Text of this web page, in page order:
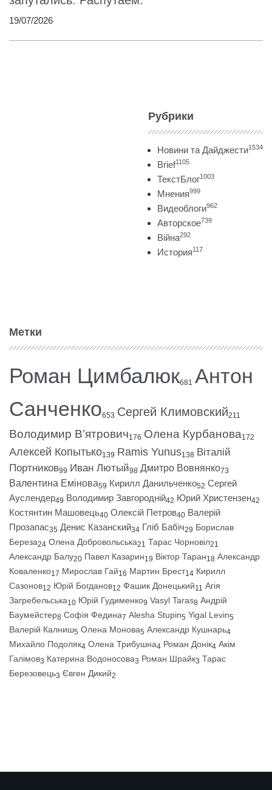
19/07/2026
Рубрики
Новини та Дайджести1534
Brief1105
ТекстБлог1003
Мнения999
Видеоблоги962
Авторское739
Війна292
История117
Метки
Роман Цимбалюк681 Антон
Санченко653 Сергей Климовский211
Володимир В’ятрович176 Олена Курбанова172
Алексей Копытько139 Ramis Yunus138 Віталій
Портников99 Иван Лютый98 Дмитро Вовнянко73
Валентина Емінова59 Кирилл Данильченко52 Сергей
Ауслендер49 Володимир Завгородній42 Юрий Христензен42
Костянтин Машовець40 Олексій Петров40 Валерій
Прозапас35 Денис Казанский34 Гліб Бабіч29 Борислав
Береза24 Олена Добровольська21 Тарас Чорновіл21
Александр Балу20 Павел Казарин19 Віктор Таран18 Александр
Коваленко17 Мирослав Гай16 Мартин Брест14 Кирилл
Сазонов12 Юрій Богданов12 Фашик Донецький11 Агія
Загребельська10 Юрій Гудименко9 Vasyl Taras8 Андрій
Баумейстер8 Софія Федина7 Alesha Stupin5 Yigal Levin5
Валерій Калниш5 Олена Монова5 Александр Кушнарь4
Михайло Подоляк4 Олена Трибушна4 Роман Донік4 Акім
Галімов3 Катерина Водоносова3 Роман Шрайк3 Тарас
Березовець3 Євген Дикий2